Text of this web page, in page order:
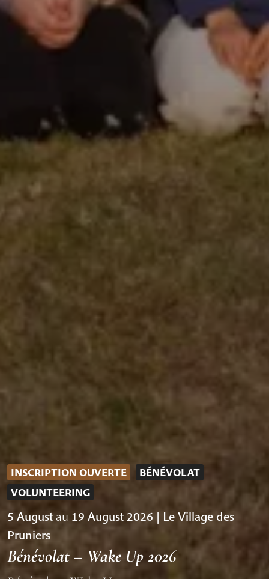
INSCRIPTION OUVERTE
BÉNÉVOLAT
VOLUNTEERING
5 Augustau 19 August 2026 | Le Village des
Pruniers
Bénévolat – Wake Up 2026